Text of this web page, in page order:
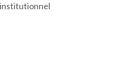
institutionnel